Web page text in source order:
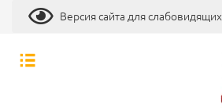
Версия сайта для слабовидящих